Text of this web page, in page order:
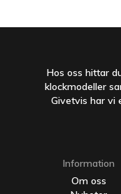
Hos oss hittar
klockmodeller
Givetvis har vi
Information
Om oss